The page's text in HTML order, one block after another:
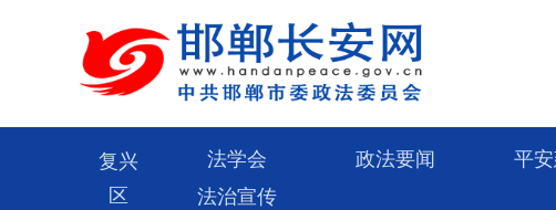
复兴
区
法学会 政法要闻 平
法治宣传